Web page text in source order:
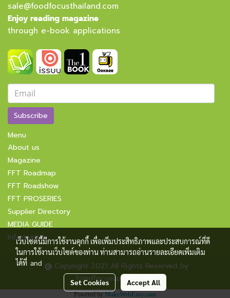
sale@foodfocusthailand.com
Enjoy reading magazine
through e-book applications
Subscribe
Menu
About us
Magazine
FFT Roadmap
FFT Roadshow
FFT PROSERIES
Supplier Directory
MEDIA GUIDE
Information
Copyright 2021 All Rights Reserved by
foodfocusupdate.com
Powered by MakeWebEasy.com
เว็บไซต์นี้มีการใช้งานคุกกี้ เพื่อเพิ่มประสิทธิภาพและประสบการณ์ที่ดี
ในการใช้งานเว็บไซต์ของท่าน ท่านสามารถอ่านรายละเอียดเพิ่มเติม
ได้ที่ and
Set Cookies Accept All